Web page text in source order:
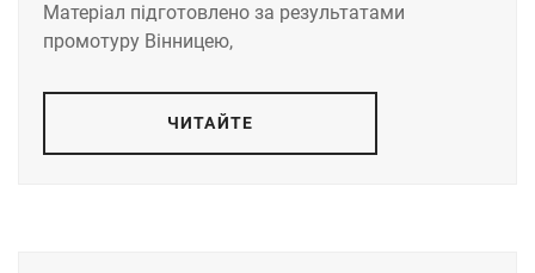
Матеріал підготовлено за результатами
промотуру Вінницею,
ЧИТАЙТЕ